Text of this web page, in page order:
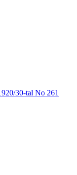
30-tal No 261